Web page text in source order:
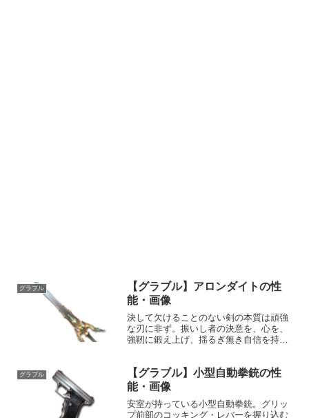
グラブル
【グラブル】アロンダイトの性
能・画像
決して欠けることのない剣の本質は頑強
な刃に非ず。振いし者の決意を、心を、
強靭に鍛え上げ、揺るぎ無き自信を持た
ライジングソード敵に光属性3.5倍ダメー
ジ〔...
グラブル
【グラブル】小型自動拳銃の性
能・画像
安室が持っている小型自動拳銃。グリッ
プ前部のコッキング・レバーを握り込む